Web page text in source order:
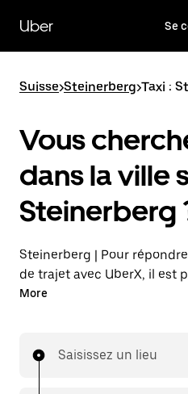
contenu
principal
Uber Se
Suisse>Steinerberg>Taxi :
Vous
dans la ville
Steinerberg
Steinerberg | Pour
de trajet avec UberX, il est
mettions en relation avec
et 7 j/7), comme avec
More
Saisissez un lieu